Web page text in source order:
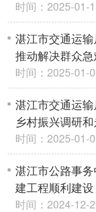
时间：2025-01-
湛江市交通运
推动解决群众
时间：2025-01-
湛江市交通运
乡村振兴调研
时间：2025-01-
湛江市公路事
建工程顺利建设
时间：2024-12-